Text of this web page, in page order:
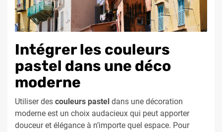
Intégrer les couleurs
pastel dans une déco
moderne
Utiliser des couleurs pastel dans une décoration
moderne est un choix audacieux qui peut apporter
douceur et élégance à n’importe quel espace. Pour